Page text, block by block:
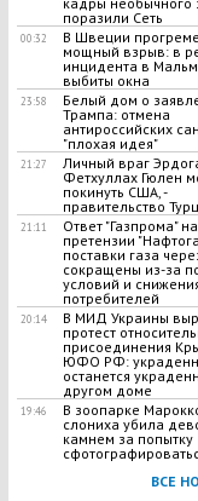
поразили Сеть
00:32
​В Швеции
мощный взрыв: в
инцидента в
выбиты окна
23:58
Белый дом о
Трампа: отмена
антироссийских
"плохая идея"
21:27
Личный враг
Фетхуллах Гюлен
покинуть США, -
правительство
21:11
​Ответ "Газпрома" на
претензии
поставки газа
сокращены из-за
условий и
потребителей
20:14
​В МИД Украины
протест
присоединения
ЮФО РФ:
останется
другом доме
19:46
В зоопарке
слониха убила
камнем за попытку
ВСЕ